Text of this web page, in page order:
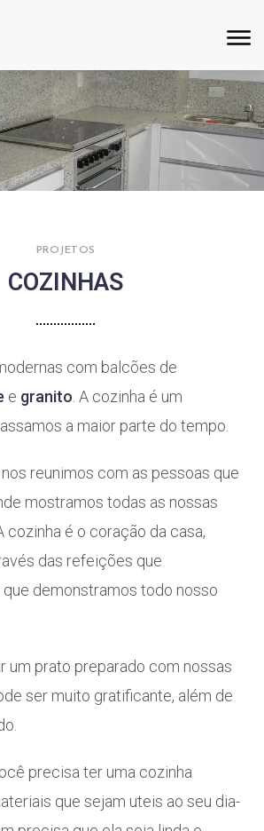
PROJETOS
COZINHAS
com balcões de
e granito . A cozinha é um
a maior parte do tempo.
nos reunimos com as pessoas que
mostramos todas as nossas
cozinha é o coração da casa,
das refeições que
demonstramos todo nosso
um prato preparado com nossas
ser muito gratificante, além de
precisa ter uma cozinha
que sejam uteis ao seu dia-